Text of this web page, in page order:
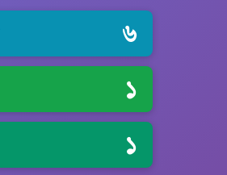
৬
১
১